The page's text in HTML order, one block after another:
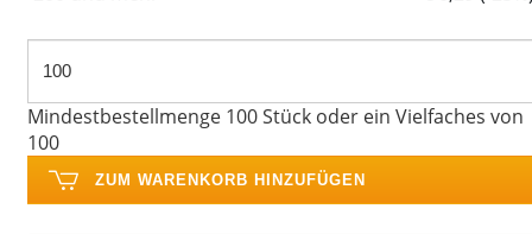
Mindestbestellmenge 100 Stück oder ein Vielfaches von
100
ZUM WARENKORB HINZUFÜGEN